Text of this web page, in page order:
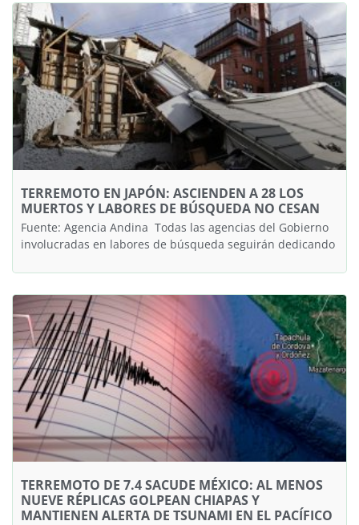
TERREMOTO EN JAPÓN: ASCIENDEN A 28 LOS
MUERTOS Y LABORES DE BÚSQUEDA NO CESAN
Fuente: Agencia Andina Todas las agencias del Gobierno
involucradas en labores de búsqueda seguirán dedicando
TERREMOTO DE 7.4 SACUDE MÉXICO: AL MENOS
NUEVE RÉPLICAS GOLPEAN CHIAPAS Y
MANTIENEN ALERTA DE TSUNAMI EN EL PACÍFICO